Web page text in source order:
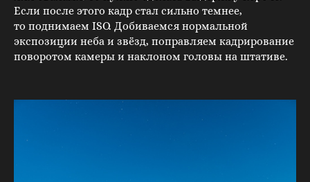
Если после этого кадр стал сильно темнее,
то поднимаем ISO. Добиваемся нормальной
экспозиции неба и звёзд, поправляем кадрирование
поворотом камеры и наклоном головы на штативе.